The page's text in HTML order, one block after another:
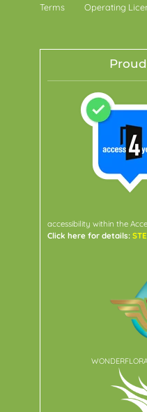
Terms Operating
accessibility within the
Click here for details: